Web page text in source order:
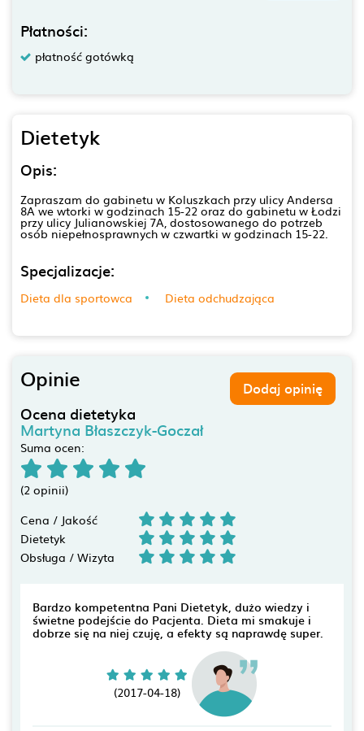
Płatności:
płatność gotówką
Dietetyk
Opis:
Zapraszam do gabinetu w Koluszkach przy ulicy Andersa
8A we wtorki w godzinach 15-22 oraz do gabinetu w Łodzi
przy ulicy Julianowskiej 7A, dostosowanego do potrzeb
osób niepełnosprawnych w czwartki w godzinach 15-22.
Specjalizacje:
Dieta dla sportowca Dieta odchudzająca
Opinie Dodaj opinię
Ocena dietetyka
Martyna Błaszczyk-Goczał
Suma ocen:
(2 opinii)
Cena / Jakość
Dietetyk
Obsługa / Wizyta
Bardzo kompetentna Pani Dietetyk, dużo wiedzy i
świetne podejście do Pacjenta. Dieta mi smakuje i
dobrze się na niej czuję, a efekty są naprawdę super.
(2017-04-18)